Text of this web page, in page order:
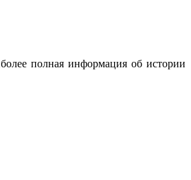
полная информация об истории